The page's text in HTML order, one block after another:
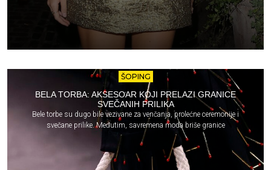
ŠOPING
BELA TORBA: AKSESOAR KOJI PRELAZI GRANICE
SVEČANIH PRILIKA
Bele torbe su dugo bile vezivane za venčanja, prolećne ceremonije i
svečane prilike. Međutim, savremena moda briše granice